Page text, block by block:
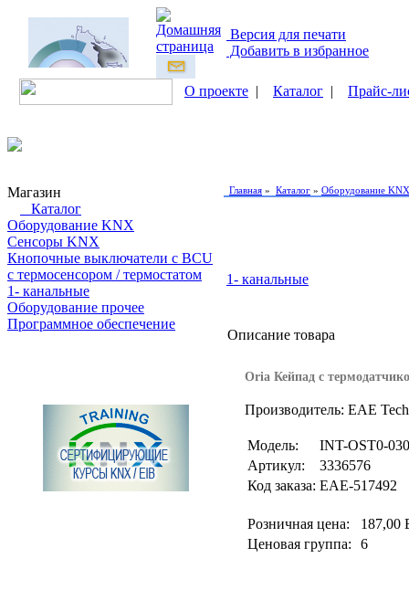
Версия для печати
Добавить в избранное
О проекте | Каталог | Прайс-
Магазин
Каталог
Оборудование KNX
Сенсоры KNX
Кнопочные выключатели с BCU
с термосенсором / термостатом
1- канальные
Оборудование прочее
Программное обеспечение
Главная » Каталог » Оборудование KNX
1- канальные
Описание товара
Oria Кейпад с
Производитель: EAE
Модель:
INT-OST0-
Артикул:
3336576
Код заказа: EAE-517492
Розничная цена:
187,00
Ценовая группа:
6